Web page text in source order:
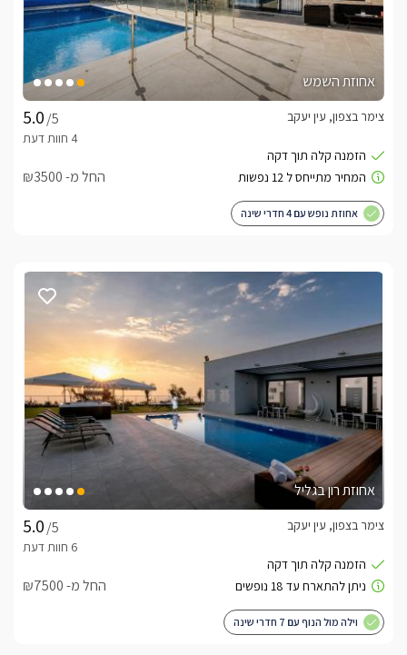
אחוזת השמש
/5
צימר בצפון, עין יעקב
החל מ- ₪3500
אחוזת נופש עם 4 חדרי שינה
אחוזת רון בגליל
/5
צימר בצפון, עין יעקב
החל מ- ₪7500
וילה מול הנוף עם 7 חדרי שינה